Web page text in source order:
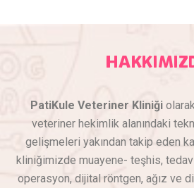
PatiKule Veteriner Kliniği
veteriner hekimlik alanındaki
gelişmeleri yakından takip eden
kliniğimizde muayene- teşhis,
operasyon, dijital röntgen, ağız ve